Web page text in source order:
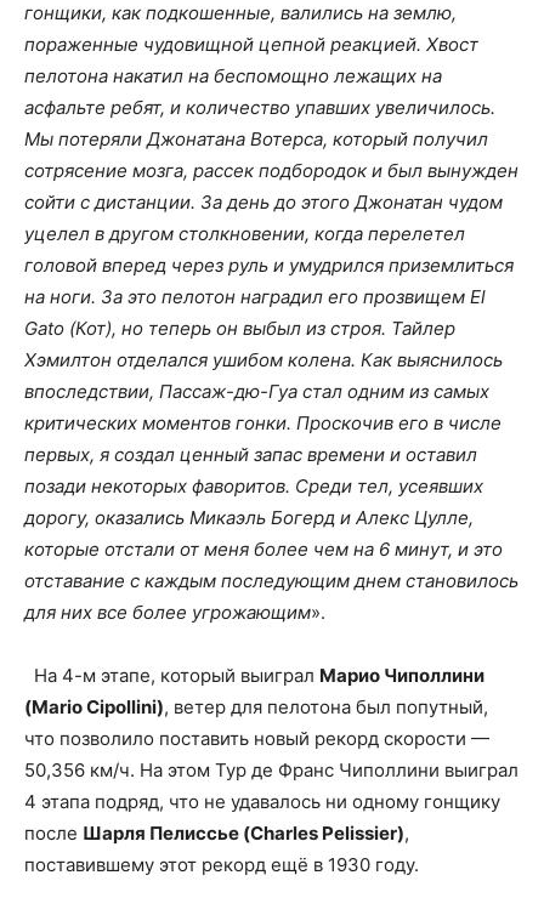
гонщики, как подкошенные, валились на землю,
пораженные чудовищной цепной реакцией. Хвост
пелотона накатил на беспомощно лежащих на
асфальте ребят, и количество упавших увеличилось.
Мы потеряли Джонатана Вотерса, который получил
сотрясение мозга, рассек подбородок и был вынужден
сойти с дистанции. За день до этого Джонатан чудом
уцелел в другом столкновении, когда перелетел
головой вперед через руль и умудрился приземлиться
на ноги. За это пелотон наградил его прозвищем El
Gato (Кот), но теперь он выбыл из строя. Тайлер
Хэмилтон отделался ушибом колена. Как выяснилось
впоследствии, Пассаж-дю-Гуа стал одним из самых
критических моментов гонки. Проскочив его в числе
первых, я создал ценный запас времени и оставил
позади некоторых фаворитов. Среди тел, усеявших
дорогу, оказались Микаэль Богерд и Алекс Цулле,
которые отстали от меня более чем на 6 минут, и это
отставание с каждым последующим днем становилось
для них все более угрожающим».
На 4-м этапе, который выиграл Марио Чиполлини
(Mario Cipollini), ветер для пелотона был попутный,
что позволило поставить новый рекорд скорости —
50,356 км/ч. На этом Тур де Франс Чиполлини выиграл
4 этапа подряд, что не удавалось ни одному гонщику
после Шарля Пелиссье (Charles Pelissier),
поставившему этот рекорд ещё в 1930 году.